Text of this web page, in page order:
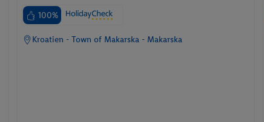
100%
Kroatien - Town of Makarska - Makarska